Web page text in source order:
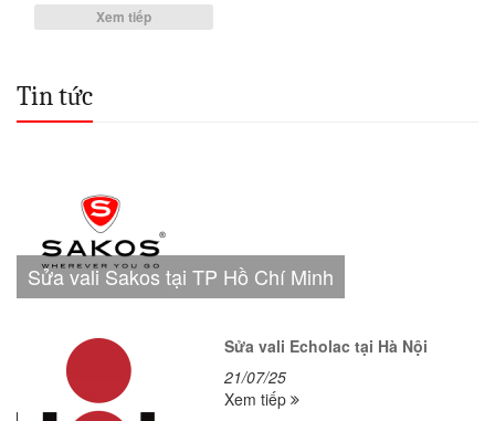
Xem tiếp
Tin tức
Sửa vali Sakos tại TP Hồ Chí Minh
Sửa vali Echolac tại Hà Nội
21/07/25
Xem tiếp